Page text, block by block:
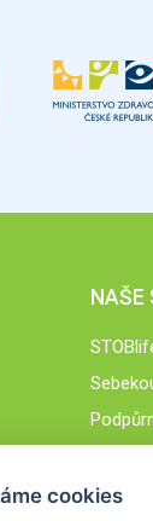
NAŠE
cookies